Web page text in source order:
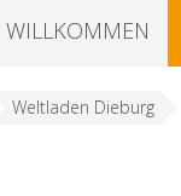
überspringen
WILLKOMMEN
Weltladen Dieburg